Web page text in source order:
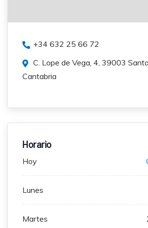
+34 632 25 66 72
C. Lope de Vega, 4, 39003
Cantabria
Horario
Hoy
Lunes
Martes